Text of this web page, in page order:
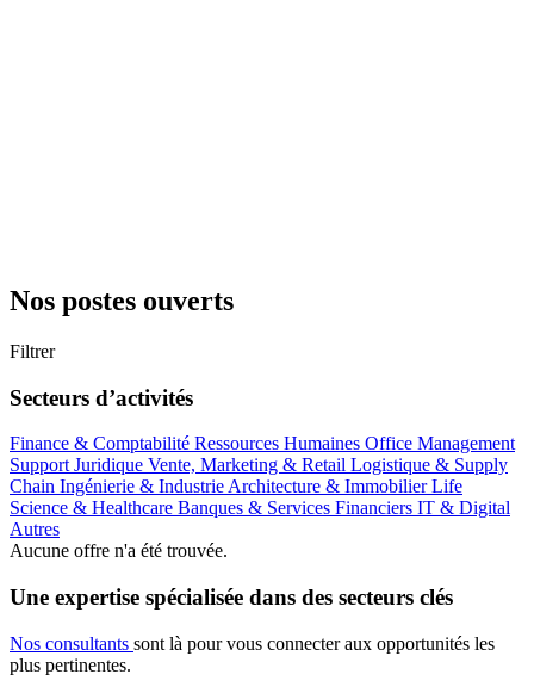
Nos postes ouverts
Filtrer
Secteurs d’activités
Finance & Comptabilité Ressources Humaines Office Management
SupportJuridique Vente, Marketing & Retail Logistique & Supply
Chain Ingénierie & IndustrieArchitecture & ImmobilierLife
Science & Healthcare Banques & Services Financiers IT & Digital
Autres
Aucune offre n'a été trouvée.
Une expertise spécialisée dans des secteurs clés
Nos consultants sont là pour vous connecter aux opportunités les
plus pertinentes.